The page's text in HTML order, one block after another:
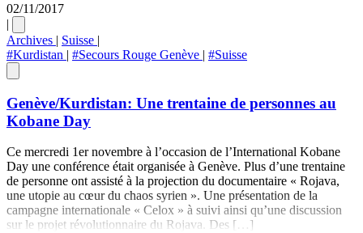
02/11/2017
|
Archives | Suisse |
#Kurdistan | #Secours Rouge Genève | #Suisse
Genève/Kurdistan: Une trentaine de personnes au
Kobane Day
Ce mercredi 1er novembre à l’occasion de l’International Kobane
Day une conférence était organisée à Genève. Plus d’une trentaine
de personne ont assisté à la projection du documentaire « Rojava,
une utopie au cœur du chaos syrien ». Une présentation de la
campagne internationale « Celox » à suivi ainsi qu’une discussion
sur le projet révolutionnaire du Rojava. Des […]